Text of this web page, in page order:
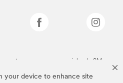
your device to enhance site
son marcas comerciales de 3M.